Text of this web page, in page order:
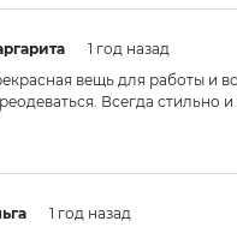
1 год назад
вещь для работы и
Всегда стильно
1 год назад